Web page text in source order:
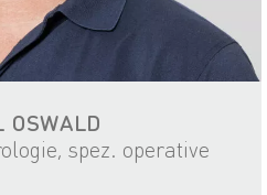
OSWALD
spez. operative